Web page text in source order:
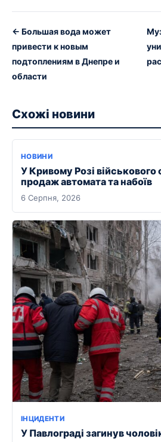
← Большая вода может
привести к новым
подтоплениям в Днепре и
области
Схожі новини
НОВИНИ
У Кривому Розі
продаж автомата та набоїв
6 Серпня, 2026
ІНЦИДЕНТИ
У Павлограді загинув